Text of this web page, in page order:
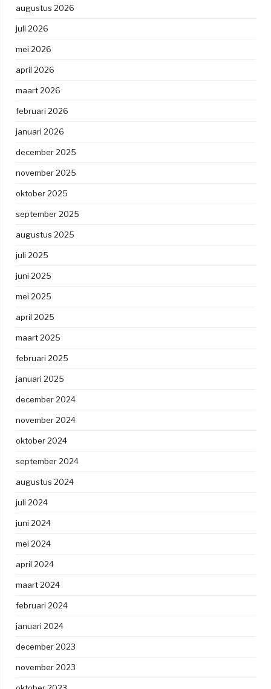
augustus 2026
juli 2026
mei 2026
april 2026
maart 2026
februari 2026
januari 2026
december 2025
november 2025
oktober 2025
september 2025
augustus 2025
juli 2025
juni 2025
mei 2025
april 2025
maart 2025
februari 2025
januari 2025
december 2024
november 2024
oktober 2024
september 2024
augustus 2024
juli 2024
juni 2024
mei 2024
april 2024
maart 2024
februari 2024
januari 2024
december 2023
november 2023